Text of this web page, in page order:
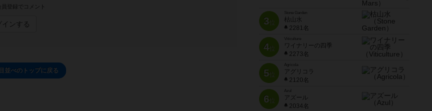
登録でコメント
インする
並べのトップに戻る
3位
Stone Garden
枯山水
2281名
4位
Viticulture
ワイナリーの四季
2273名
5位
Agricola
アグリコラ
2120名
6位
Azul
アズール
2034名